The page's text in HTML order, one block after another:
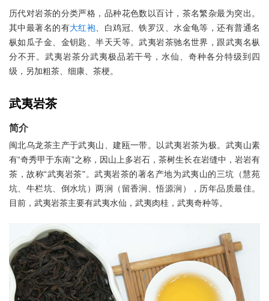
历代对岩茶的分类严格，品种花色数以百计，茶名繁杂最为突出。
其中最著名的有大红袍 、白鸡冠、铁罗汉、水金龟等，还有普通名
枞如瓜子金、金钥匙、半天夭等。武夷岩茶驰名世界，跟武夷名枞
分不开。武夷岩茶分武夷极品若干号，水仙、奇种各分特级到四
级，另加粗茶、细康、茶梗。
武夷岩茶
简介
闽北乌龙茶主产于武夷山、建瓯一带。以武夷岩茶为极。武夷山素
有“奇秀甲于东南”之称，因山上多岩石，茶树生长在岩缝中，岩岩有
茶，故称“武夷岩茶"。武夷岩茶的著名产地为武夷山的三坑（慧苑
坑、牛栏坑、倒水坑）两涧（留香涧、悟源涧），历年品质最佳。
目前，武夷岩茶主要有武夷水仙，武夷肉桂，武夷奇种等。